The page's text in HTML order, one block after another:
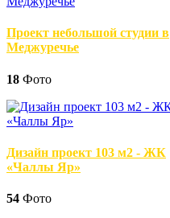
Проект небольшой студии в
Меджуречье
18 Фото
Дизайн проект 103 м2 - ЖК
«Чаллы Яр»
54 Фото